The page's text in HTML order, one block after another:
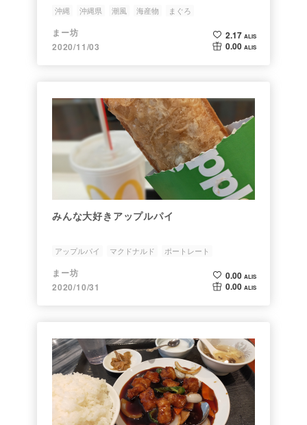
沖縄 沖縄県 潮風 海産物 まぐろ
まー坊
2020/11/03
2.17 ALIS
0.00 ALIS
みんな大好きアップルパイ
アップルパイ マクドナルド ポートレート
まー坊
2020/10/31
0.00 ALIS
0.00 ALIS